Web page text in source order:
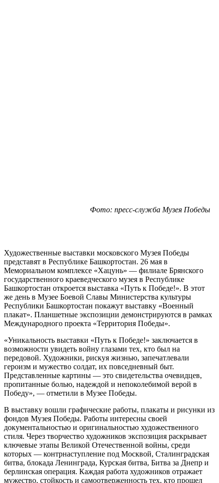
Фото: пресс-служба Музея Победы
Художественные выставки московского Музея Победы
представят в Республике Башкортостан. 26 мая в
Мемориальном комплексе «Хацунь» — филиале Брянского
государственного краеведческого музея в Республике
Башкортостан откроется выставка «Путь к Победе!». В этот
же день в Музее Боевой Славы Министерства культуры
Республики Башкортостан покажут выставку «Военный
плакат». Планшетные экспозиции демонстрируются в рамках
Международного проекта «Территория Победы».
«Уникальность выставки «Путь к Победе!» заключается в
возможности увидеть войну глазами тех, кто был на
передовой. Художники, рискуя жизнью, запечатлевали
героизм и мужество солдат, их повседневный быт.
Представленные картины — это свидетельства очевидцев,
пропитанные болью, надеждой и непоколебимой верой в
Победу», — отметили в Музее Победы.
В выставку вошли графические работы, плакаты и рисунки из
фондов Музея Победы. Работы интересны своей
документальностью и оригинальностью художественного
стиля. Через творчество художников экспозиция раскрывает
ключевые этапы Великой Отечественной войны, среди
которых — контрнаступление под Москвой, Сталинградская
битва, блокада Ленинграда, Курская битва, Битва за Днепр и
берлинская операция. Каждая работа художников отражает
мужество, стойкость и самоотверженность тех, кто прошел